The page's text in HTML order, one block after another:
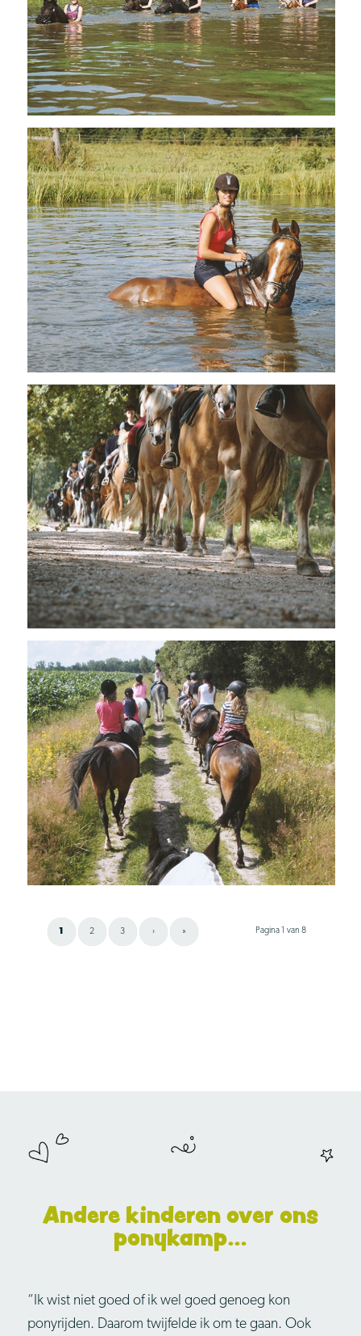
Pagina 1 van 8
1 2 3 › »
Andere kinderen over ons
ponykamp…
“Ik wist niet goed of ik wel goed genoeg kon
ponyrijden. Daarom twijfelde ik om te gaan. Ook